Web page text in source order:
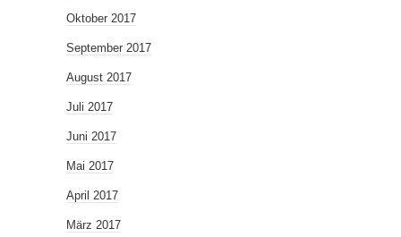
Oktober 2017
September 2017
August 2017
Juli 2017
Juni 2017
Mai 2017
April 2017
März 2017